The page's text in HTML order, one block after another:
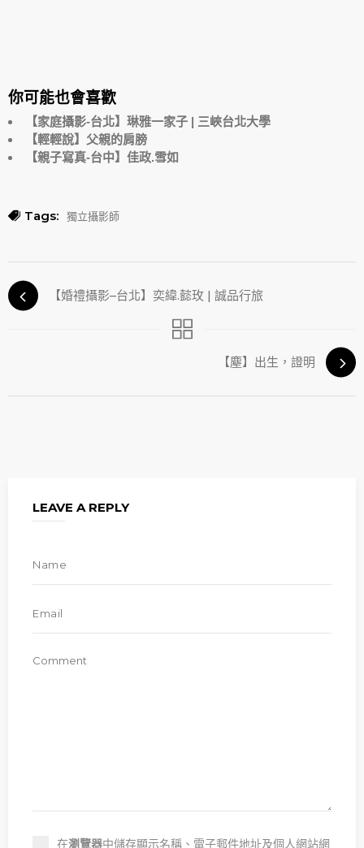
你可能也會喜歡
【家庭攝影-台北】琳雅一家子 | 三峽台北大學
【輕輕說】父親的肩膀
【親子寫真-台中】佳政.雪如
Tags: 獨立攝影師
【婚禮攝影–台北】奕緯.懿玫 | 誠品行旅
【塵】出生，證明
LEAVE A REPLY
在瀏覽器中儲存顯示名稱、電子郵件地址及個人網站網